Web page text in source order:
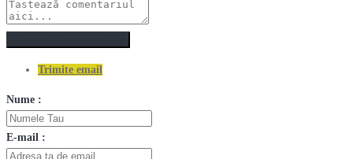
Trimite email
Nume :
E-mail :